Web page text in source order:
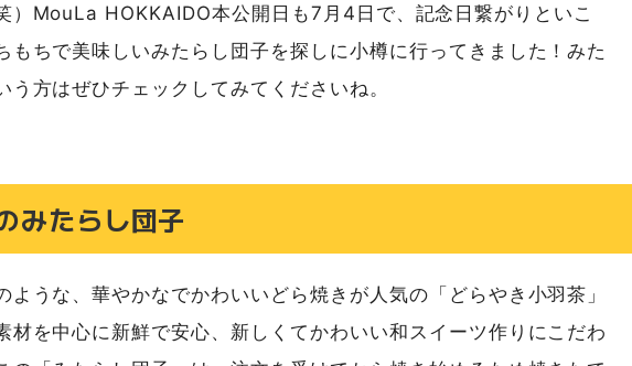
）MouLa HOKKAIDO本公開日も7月4日で、記念日繋がりといこ
もちで美味しいみたらし団子を探しに小樽に行ってきました！みた
う方はぜひチェックしてみてくださいね。
みたらし団子
ような、華やかなでかわいいどら焼きが人気の「どらやき小羽茶」
材を中心に新鮮で安心、新しくてかわいい和スイーツ作りにこだわ